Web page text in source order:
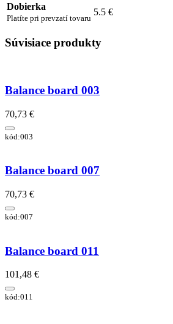
Dobierka
Platíte pri prevzatí tovaru
5.5 €
Súvisiace produkty
Balance board 003
70,73 €
kód:003
Balance board 007
70,73 €
kód:007
Balance board 011
101,48 €
kód:011